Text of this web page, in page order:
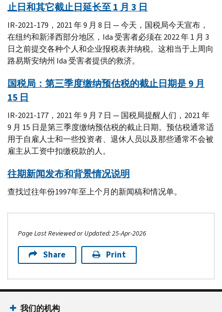
止日和其它截止日延长至 1 月 3 日
IR-2021-179，2021 年 9 月 8 日 — 今天，国税局今天宣布，
在纽约和新泽西部分地区，Ida 受害者必须在 2022 年 1 月 3
日之前提交各种个人和企业报税表并纳税。这相当于上周向
路易斯安纳州 Ida 受害者提供的救济。
国税局：第三季度缴纳预估税的截止日期是 9 月
15 日
IR-2021-177，2021 年 9 月 7 日 — 国税局提醒人们，2021 年
9 月 15 日是第三季度缴纳预估税的截止日期。预估税通常适
用于自雇人士和一些投资者、退休人员以及那些通常不会被
雇主从工资中扣缴税款的人。
往期新闻发布和背景情况说明
查找过往年份1997年至上个月的新闻稿和情况单。
Page Last Reviewed or Updated: 25-Apr-2026
Share Print
Footer Navigation
我们的机构